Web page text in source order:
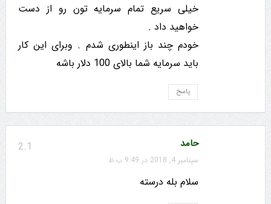
خیلی سریع تمام سرمایه تون رو از دست
خواهید داد .
خودم چند باز اینطوری شدم . وبرای این کار
باید سرمایه شما بالای 100 دلار باشه
پاسخ
2.1 حامد
سپتامبر 4, 2018 در 9:49 ب.ظ
سلام بله درسته